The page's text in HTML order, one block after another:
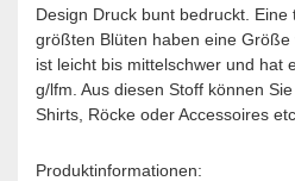
Design Druck bunt bedruckt.
größten Blüten haben eine
ist leicht bis mittelschwer und hat
g/lfm. Aus diesen Stoff können
Shirts, Röcke oder Accessoires
Produktinformationen: